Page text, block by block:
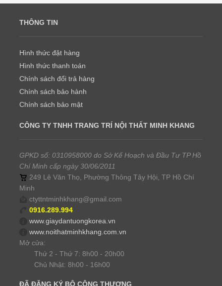
THÔNG TIN
Hình thức đặt hàng
Hình thức thanh toán
Chính sách đổi trả hàng
Chính sách bảo hành
Chính sách bảo mật
CÔNG TY TNHH TRANG TRÍ NỘI THẤT MINH KHANG
GPKD số: 0310958000 do Sở Kế Hoạch và Đầu Tư TP Hồ
Chí Minh cấp ngày 30/06/2011
249 Lê Văn Thọ, Phường Thông Tây Hội, TP Hồ Chí
Minh
ctyttntminhkhang@gmail.com
0916.289.994
www.giaydantuongkorea.vn
www.noithatminhkhang.com.vn
Mở cửa:
Thứ 2 - Thứ 7: 8h00 - 20h00
Chủ Nhật: 8h00 - 16h00
ĐÃ ĐĂNG KÝ BỘ CÔNG THƯƠNG